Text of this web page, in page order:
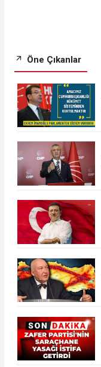
Öne Çıkanlar